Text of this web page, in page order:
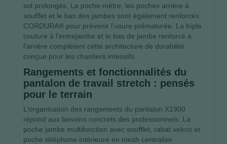
sol prolongés. La poche mètre, les poches arrière à
soufflet et le bas des jambes sont également renforcés
CORDURA® pour prévenir l'usure prématurée. La triple
couture à l'entrejambe et le bas de jambe renforcé à
l'arrière complètent cette architecture de durabilité
conçue pour les chantiers intensifs.
Rangements et fonctionnalités du
pantalon de travail stretch : pensés
pour le terrain
L'organisation des rangements du pantalon X1900
répond aux besoins concrets des professionnels. La
poche jambe multifonction avec soufflet, rabat velcro et
poche téléphone intérieure en mesh centralise